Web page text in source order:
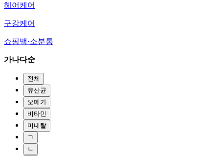
헤어케어
구강케어
쇼핑백·소분통
가나다순
전체
유산균
오메가
비타민
미네랄
ㄱ
ㄴ